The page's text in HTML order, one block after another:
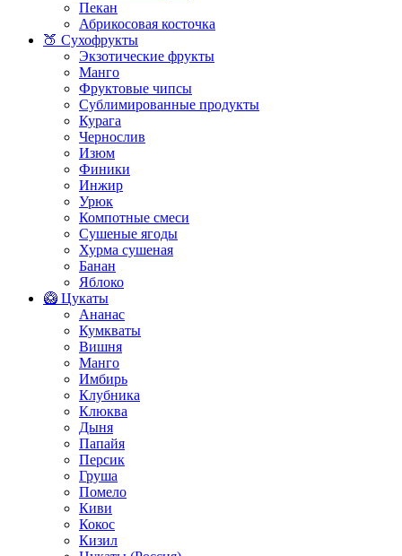
Пекан
Абрикосовая косточка
🍑 Сухофрукты
Экзотические фрукты
Манго
Фруктовые чипсы
Сублимированные продукты
Курага
Чернослив
Изюм
Финики
Инжир
Урюк
Компотные смеси
Сушеные ягоды
Хурма сушеная
Банан
Яблоко
🥝 Цукаты
Ананас
Кумкваты
Вишня
Манго
Имбирь
Клубника
Клюква
Дыня
Папайя
Персик
Груша
Помело
Киви
Кокос
Кизил